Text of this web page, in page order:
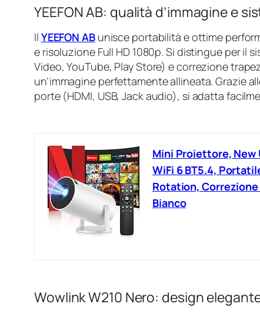
YEEFON AB: qualità d’immagine e
Il YEEFON ABunisce portabilità e ottime
e risoluzione Full HD 1080p. Si distingue per il
Video, YouTube, Play Store) e correzione
un’immagine perfettamente allineata. Grazie
porte (HDMI, USB, Jack audio), si adatta
Mini Proiettore,
WiFi 6 BT5.4,
Rotation,
Bianco
Wowlink W210 Nero: design